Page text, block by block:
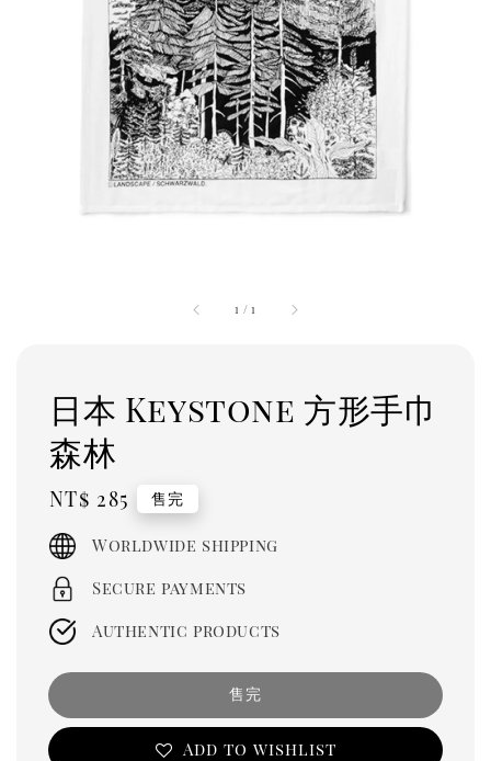
1 /1
日本 Keystone 方形手巾
森林
Regular
price
NT$ 285 售完
Worldwide shipping
Secure payments
Authentic products
售完
Add to wishlist